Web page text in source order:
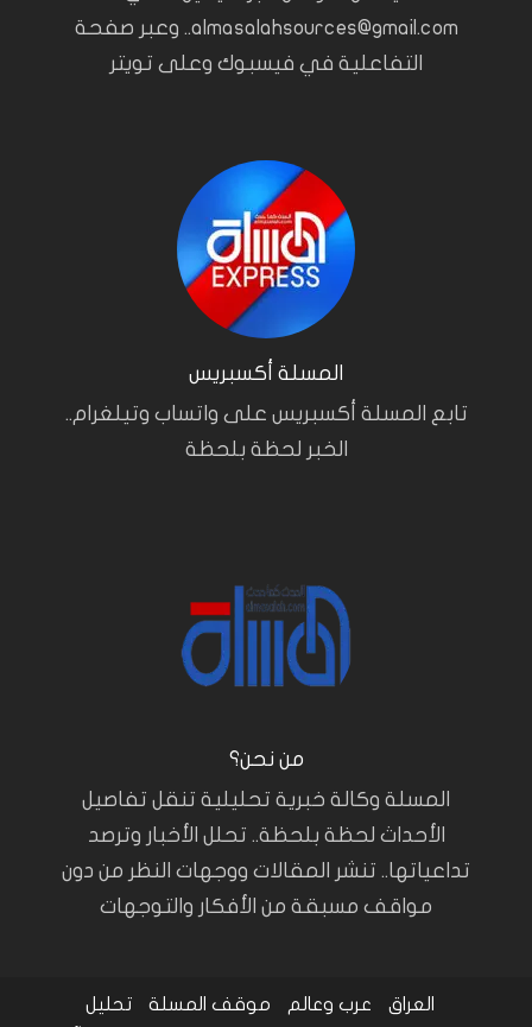
almasalahsources@gmail.com.. وعبر صفحة
التفاعلية في فيسبوك وعلى تويتر
المسلة أكسبريس
تابع المسلة أكسبريس على واتساب وتيلغرام..
الخبر لحظة بلحظة
من نحن؟
المسلة وكالة خبرية تحليلية تنقل تفاصيل
الأحداث لحظة بلحظة.. تحلل الأخبار وترصد
تداعياتها.. تنشر المقالات ووجهات النظر من دون
مواقف مسبقة من الأفكار والتوجهات
العراق عرب وعالم موقف المسلة
تحليل